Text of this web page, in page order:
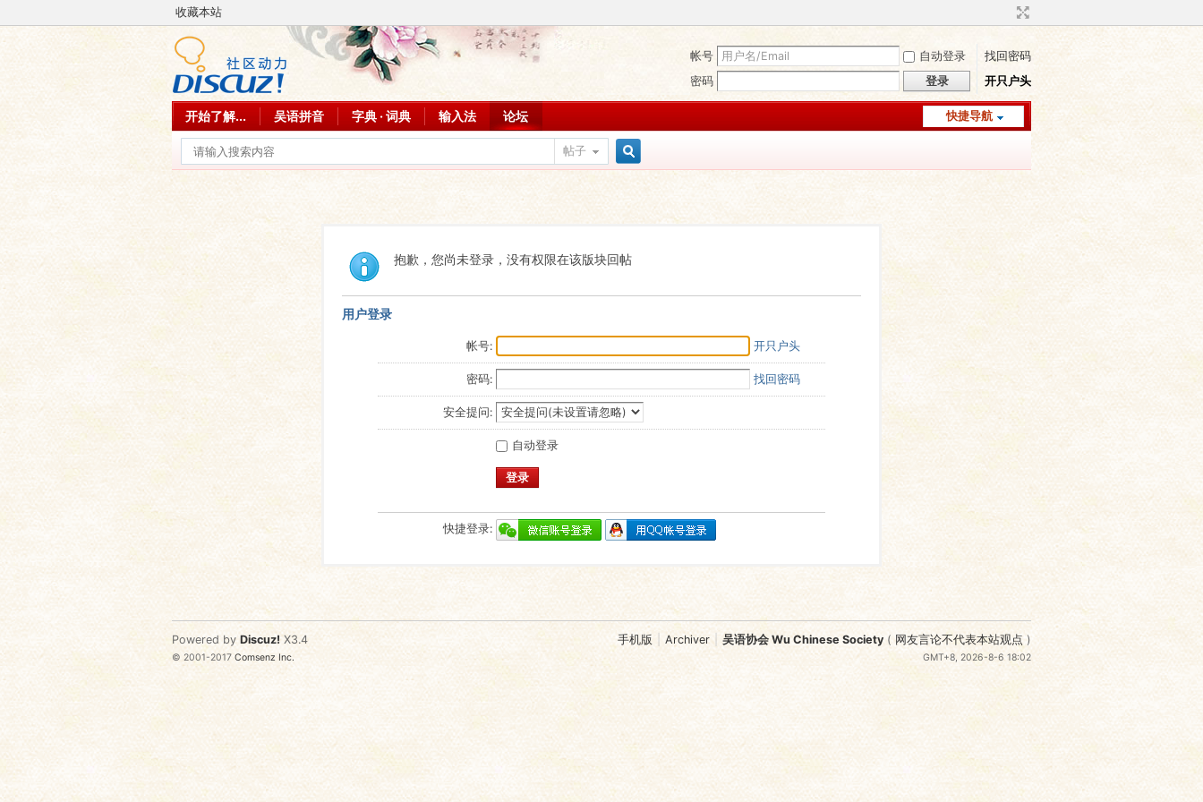
收藏本站
帐号 自动登录
找回密码
密码
登录 开只户头
快捷导航
开始了解... 吴语拼音 字典 · 词典 输入法 论坛
帖子
索
抱歉，您尚未登录，没有权限在该版块回帖
用户登录
帐号: 开只户头
密码: 找回密码
安全提问:
自动登录
登录
快捷登录:
手机版 Archiver 吴语协会 Wu Chinese Society ( 网友言论不代表本站观点 )
GMT+8, 2026-8-6 18:02
Powered by Discuz! X3.4
© 2001-2017Comsenz Inc.